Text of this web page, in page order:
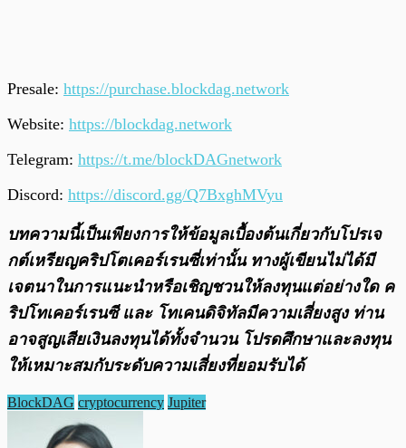
Presale: https://purchase.blockdag.network
Website: https://blockdag.network
Telegram: https://t.me/blockDAGnetwork
Discord: https://discord.gg/Q7BxghMVyu
บทความนี้เป็นเพียงการให้ข้อมูลเบื้องต้นเกี่ยวกับโปรเจ
กต์เหรียญคริปโตเคอร์เรนซี่เท่านั้น ทางผู้เขียนไม่ได้มี
เจตนาในการแนะนำหรือเชิญชวนให้ลงทุนแต่อย่างใด ค
ริปโทเคอร์เรนซี และ โทเคนดิจิทัลมีความเสี่ยงสูง ท่าน
อาจสูญเสียเงินลงทุนได้ทั้งจํานวน โปรดศึกษาและลงทุน
ให้เหมาะสมกับระดับความเสี่ยงที่ยอมรับได้
BlockDAG cryptocurrency Jupiter